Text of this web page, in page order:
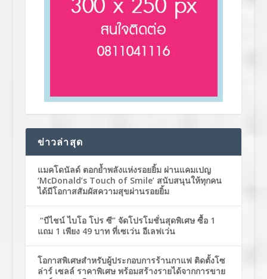
ข่าวล่าสุด
แมคโดนัลด์ ตอกย้ำพลังแห่งรอยยิ้ม ผ่านแคมเปญ
‘McDonald’s Touch of Smile’ สนับสนุนให้ทุกคน
ได้มีโอกาสสัมผัสความสุขผ่านรอยยิ้ม
“บีไชน์ ไบโอ โปร ซี” จัดโปรโมชั่นสุดพิเศษ ซื้อ 1
แถม 1 เพียง 49 บาท ที่เซเว่น อีเลฟเว่น
โอกาสพิเศษสำหรับผู้ประกอบการร้านกาแฟ ติดตั้งโซ
ล่าร์ เซลล์ ราคาพิเศษ พร้อมสร้างรายได้จากการขาย